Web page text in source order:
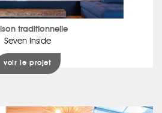
traditionnelle
Seven Inside
voir le projet